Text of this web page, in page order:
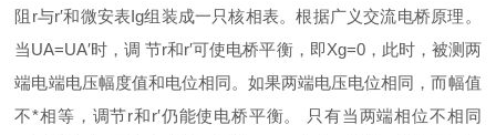
阻r与r′和微安表Ig组装成一只核相表。根据广义交流电桥原理。
当UA=UA′时，调 节r和r′可使电桥平衡，即Xg=0，此时，被测两
端电端电压幅度值和电位相同。如果两端电压电位相同，而幅值
不*相等，调节r和r′仍能使电桥平衡。 只有当两端相位不相同